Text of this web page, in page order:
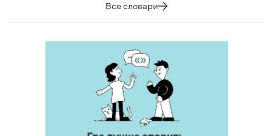
Все словари